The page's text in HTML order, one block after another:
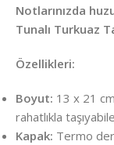
Notlarınızda
Tunalı Turkuaz
Özellikleri:
Boyut: 13 x 21
rahatlıkla
Kapak: Termo